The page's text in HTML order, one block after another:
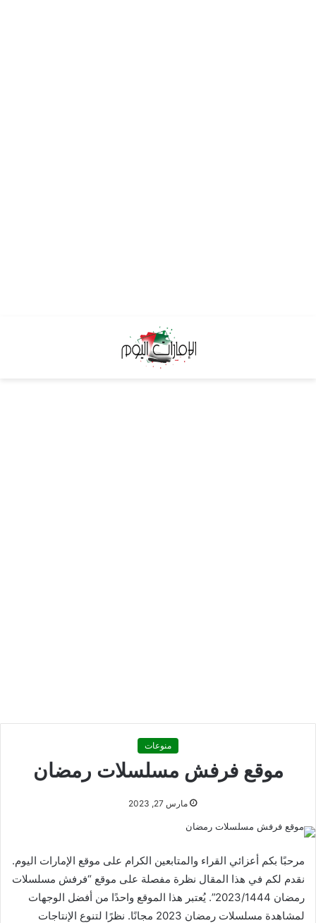
منوعات
موقع فرفش مسلسلات رمضان
مارس 27, 2023
مرحبًا بكم أعزائي القراء والمتابعين الكرام على موقع الإمارات اليوم.
نقدم لكم في هذا المقال نظرة مفصلة على موقع “فرفش مسلسلات
رمضان 2023/1444”. يُعتبر هذا الموقع واحدًا من أفضل الوجهات
لمشاهدة مسلسلات رمضان 2023 مجانًا. نظرًا لتنوع الإنتاجات